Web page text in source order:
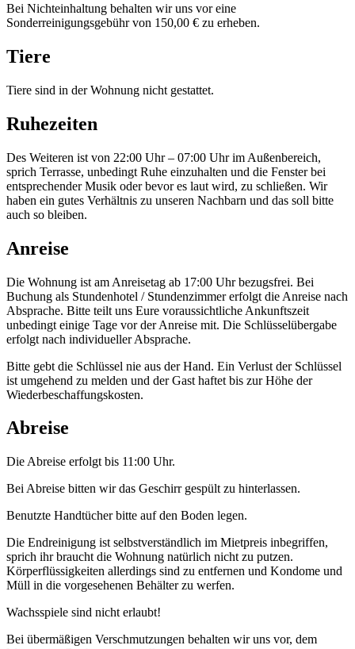
Bei Nichteinhaltung behalten wir uns vor eine
Sonderreinigungsgebühr von 150,00 € zu erheben.
Tiere
Tiere sind in der Wohnung nicht gestattet.
Ruhezeiten
Des Weiteren ist von 22:00 Uhr – 07:00 Uhr im Außenbereich,
sprich Terrasse, unbedingt Ruhe einzuhalten und die Fenster bei
entsprechender Musik oder bevor es laut wird, zu schließen. Wir
haben ein gutes Verhältnis zu unseren Nachbarn und das soll bitte
auch so bleiben.
Anreise
Die Wohnung ist am Anreisetag ab 17:00 Uhr bezugsfrei. Bei
Buchung als Stundenhotel / Stundenzimmer erfolgt die Anreise nach
Absprache. Bitte teilt uns Eure voraussichtliche Ankunftszeit
unbedingt einige Tage vor der Anreise mit. Die Schlüsselübergabe
erfolgt nach individueller Absprache.
Bitte gebt die Schlüssel nie aus der Hand. Ein Verlust der Schlüssel
ist umgehend zu melden und der Gast haftet bis zur Höhe der
Wiederbeschaffungskosten.
Abreise
Die Abreise erfolgt bis 11:00 Uhr.
Bei Abreise bitten wir das Geschirr gespült zu hinterlassen.
Benutzte Handtücher bitte auf den Boden legen.
Die Endreinigung ist selbstverständlich im Mietpreis inbegriffen,
sprich ihr braucht die Wohnung natürlich nicht zu putzen.
Körperflüssigkeiten allerdings sind zu entfernen und Kondome und
Müll in die vorgesehenen Behälter zu werfen.
Wachsspiele sind nicht erlaubt!
Bei übermäßigen Verschmutzungen behalten wir uns vor, dem